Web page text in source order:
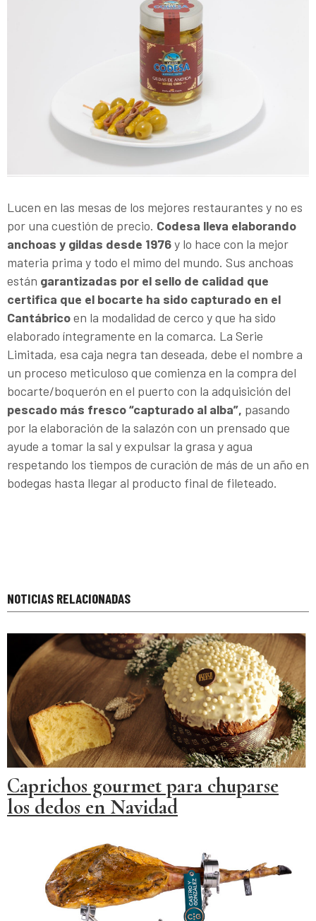
Lucen en las mesas de los mejores restaurantes y no es
por una cuestión de precio. Codesa lleva elaborando
anchoas y gildas desde 1976y lo hace con la mejor
materia prima y todo el mimo del mundo. Sus anchoas
están garantizadas por el sello de calidad que
certifica que el bocarte ha sido capturado en el
Cantábricoen la modalidad de cerco y que ha sido
elaborado íntegramente en la comarca. La Serie
Limitada, esa caja negra tan deseada, debe el nombre a
un proceso meticuloso que comienza en la compra del
bocarte/boquerón en el puerto con la adquisición del
pescado más fresco “capturado al alba”, pasando
por la elaboración de la salazón con un prensado que
ayude a tomar la sal y expulsar la grasa y agua
respetando los tiempos de curación de más de un año en
bodegas hasta llegar al producto final de fileteado.
NOTICIAS RELACIONADAS
Caprichos gourmet para chuparse
los dedos en Navidad